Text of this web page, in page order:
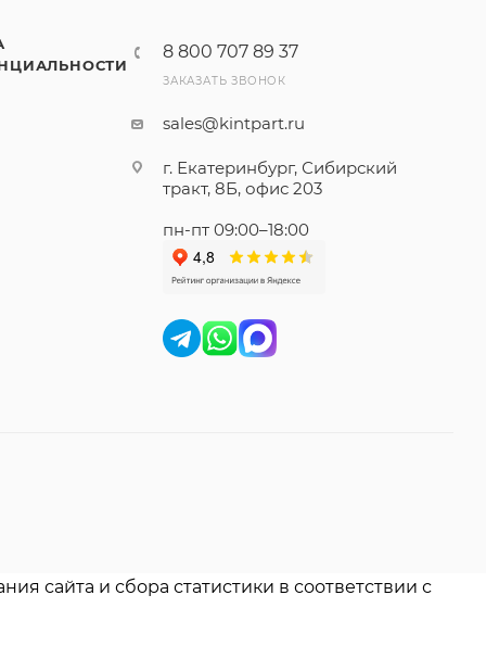
8 800 707 89 37
ЗАКАЗАТЬ ЗВОНОК
sales@kintpart.ru
г. Екатеринбург, Сибирский
тракт, 8Б, офис 203
пн-пт 09:00–18:00
сайта и сбора статистики в соответствии с